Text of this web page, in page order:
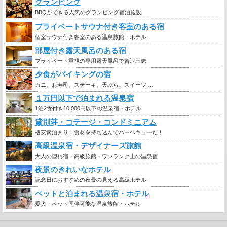
グランピング
BBQができる人気のグランピング宿泊施設
プライベートサウナ付き客室のある宿
個室サウナ付き客室のある温泉旅館・ホテル
部屋付き露天風呂のある宿
プライベート重視の専用露天風呂で贅沢三昧
夕食がバイキングの宿
カニ、お寿司、ステーキ、天ぷら、スイーツ …
１万円以下で泊まれる温泉宿
1泊2食付き10,000円以下の温泉宿・ホテル
貸別荘・コテージ・コンドミニアム
格安素泊まり！食材を持ち込んでバーベキューだ！
高級温泉宿・デザイナーズ旅館
大人の隠れ宿・高級旅館・ワンランク上の温泉宿
夜景のきれいなホテル
記念日におすすめの夜景の見える高級ホテル
ペットと泊まれる温泉宿・ホテル
愛犬・ペット同伴可能な温泉旅館・ホテル